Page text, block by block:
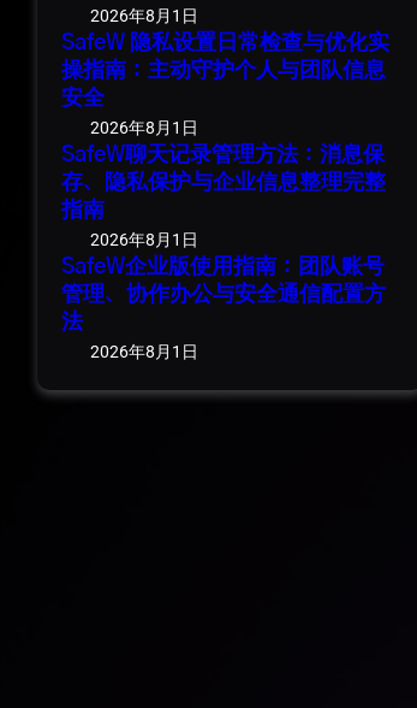
2026年8月1日
SafeW 隐私设置日常检查与优化实
操指南：主动守护个人与团队信息
安全
2026年8月1日
SafeW聊天记录管理方法：消息保
存、隐私保护与企业信息整理完整
指南
2026年8月1日
SafeW企业版使用指南：团队账号
管理、协作办公与安全通信配置方
法
2026年8月1日